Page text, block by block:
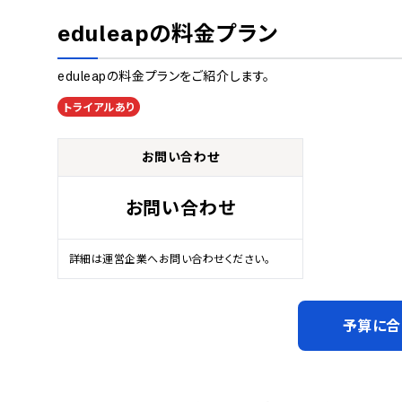
eduleapの料金プラン
eduleapの料金プランをご紹介します。
トライアルあり
お問い合わせ
お問い合わせ
詳細は運営企業へお問い合わせください。
予算に